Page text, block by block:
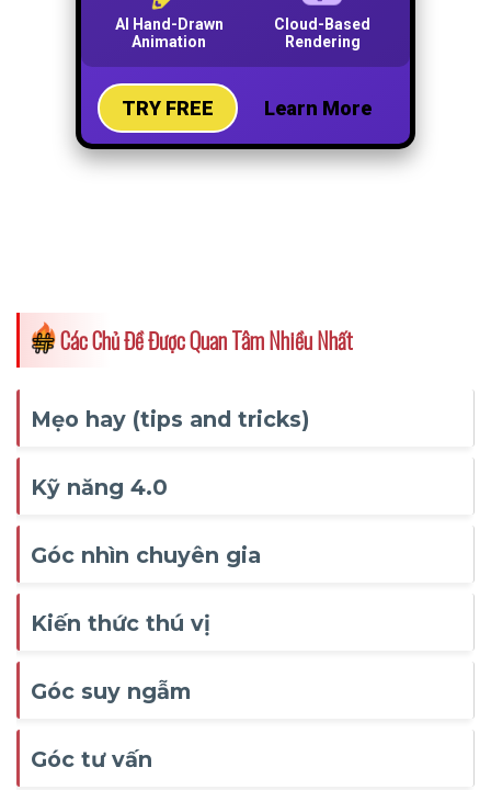
Các Chủ Đề Được Quan Tâm Nhiều Nhất
Mẹo hay (tips and tricks)
Kỹ năng 4.0
Góc nhìn chuyên gia
Kiến thức thú vị
Góc suy ngẫm
Góc tư vấn